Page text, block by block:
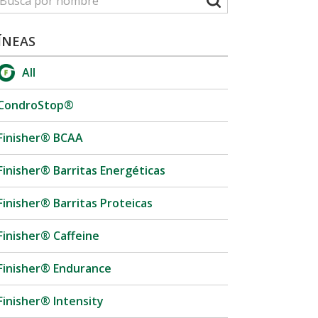
All
BCAA
Barritas Energéticas
Barritas Proteicas
Caffeine
Endurance
Intensity